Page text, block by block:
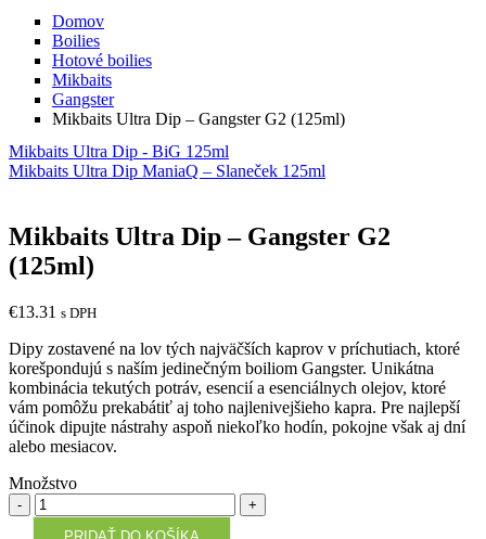
Domov
Boilies
Hotové boilies
Mikbaits
Gangster
Mikbaits Ultra Dip – Gangster G2 (125ml)
Mikbaits Ultra Dip - BiG 125ml
Mikbaits Ultra Dip ManiaQ – Slaneček 125ml
Mikbaits Ultra Dip – Gangster G2
(125ml)
€13.31 s DPH
Dipy zostavené na lov tých najväčších kaprov v príchutiach, ktoré
korešpondujú s naším jedinečným boiliom Gangster. Unikátna
kombinácia tekutých potráv, esencií a esenciálnych olejov, ktoré
vám pomôžu prekabátiť aj toho najlenivejšieho kapra. Pre najlepší
účinok dipujte nástrahy aspoň niekoľko hodín, pokojne však aj dní
alebo mesiacov.
Množstvo
Množstvo